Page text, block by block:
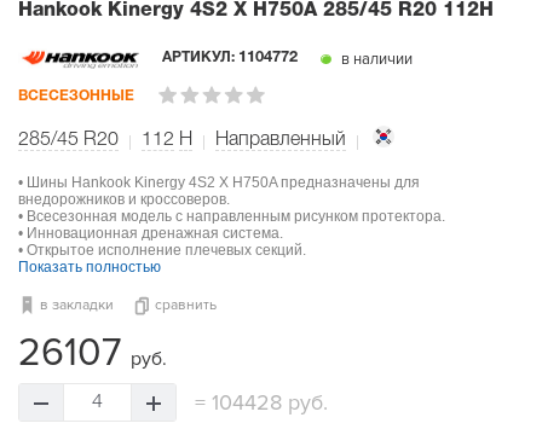
Hankook Kinergy 4S2 X H750A 285/45 R20 112H
АРТИКУЛ: 1104772 в наличии
ВСЕСЕЗОННЫЕ
285/45 R20 112 H Направленный
• Шины Hankook Kinergy 4S2 X H750A предназначены для
внедорожников и кроссоверов.
• Всесезонная модель с направленным рисунком протектора.
• Инновационная дренажная система.
• Открытое исполнение плечевых секций.
Показать полностью
в закладки сравнить
26107 руб.
4 =104428 руб.